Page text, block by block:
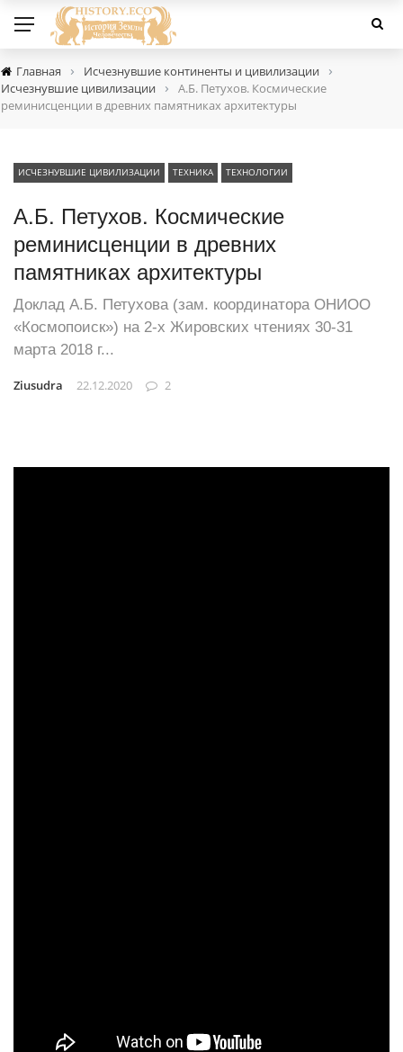
Главная › Исчезнувшие континенты и цивилизации ›
Исчезнувшие цивилизации ›
А.Б. Петухов. Космические
реминисценции в древних памятниках архитектуры
ИСЧЕЗНУВШИЕ ЦИВИЛИЗАЦИИ ТЕХНИКА ТЕХНОЛОГИИ
А.Б. Петухов. Космические
реминисценции в древних
памятниках архитектуры
Доклад А.Б. Петухова (зам. координатора ОНИОО
«Космопоиск») на 2-х Жировских чтениях 30-31
марта 2018 г...
Ziusudra 22.12.2020 2